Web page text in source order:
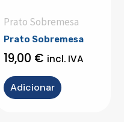
Prato Sobremesa
Prato Sobremesa
19,00 € incl. IVA
Adicionar